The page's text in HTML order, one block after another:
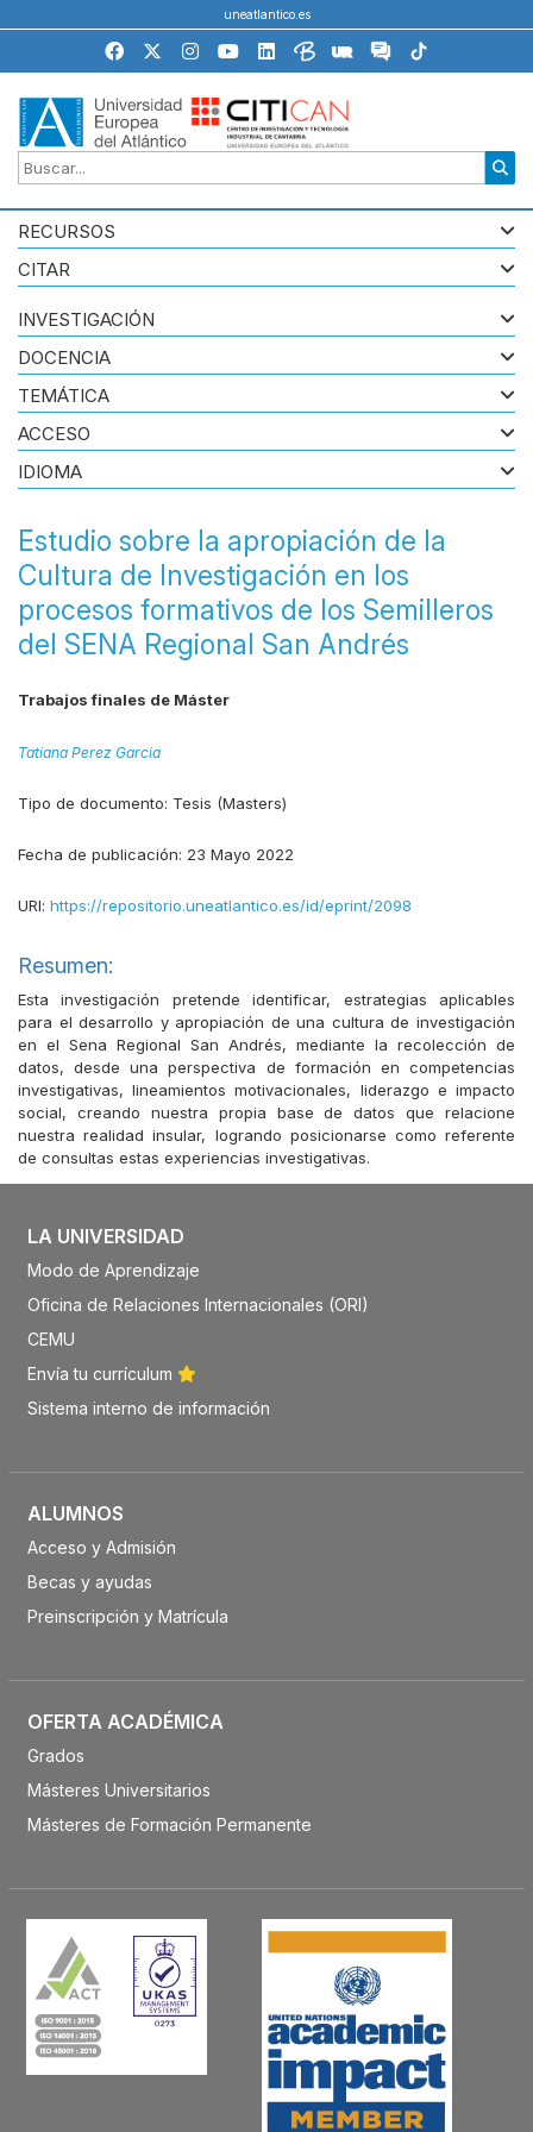
uneatlantico.es
RECURSOS
CITAR
Estudio sobre la apropiación de la
Cultura de Investigación en los
procesos formativos de los Semilleros
del SENA Regional San Andrés
Trabajos finales de Máster
Tatiana Perez Garcia
Tipo de documento: Tesis (Masters)
Fecha de publicación: 23 Mayo 2022
URI: https://repositorio.uneatlantico.es/id/eprint/2098
Resumen:
Esta investigación pretende identificar, estrategias aplicables
para el desarrollo y apropiación de una cultura de investigación
en el Sena Regional San Andrés, mediante la recolección de
datos, desde una perspectiva de formación en competencias
investigativas, lineamientos motivacionales, liderazgo e impacto
social, creando nuestra propia base de datos que relacione
nuestra realidad insular, logrando posicionarse como referente
de consultas estas experiencias investigativas.
INVESTIGACIÓN
DOCENCIA
TEMÁTICA
ACCESO
IDIOMA
LA UNIVERSIDAD
Modo de Aprendizaje
Oficina de Relaciones Internacionales (ORI)
CEMU
Envía tu currículum
Sistema interno de información
ALUMNOS
Acceso y Admisión
Becas y ayudas
Preinscripción y Matrícula
OFERTA ACADÉMICA
Grados
Másteres Universitarios
Másteres de Formación Permanente